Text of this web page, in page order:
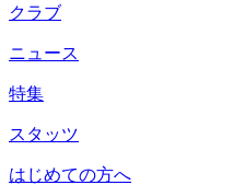
クラブ
ニュース
特集
スタッツ
はじめての方へ